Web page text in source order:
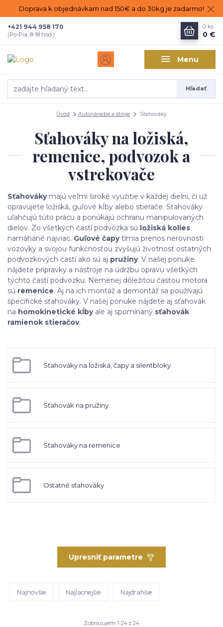
Doprava k objednávkam nad 150€ a do 30kg je zadarmo!
Menu
Hľadať
+421 944 958 170
(Po-Pia, 8-18 hod.)
0 ks
0 €
Úvod Autonáradie a stroje Sťahováky
Sťahováky na ložiská,
remenice, podvozok a
vstrekovače
Sťahovákymajú veľmi široké využitie v každej dielni, či už
opravujete ložiská, guľové kĺby alebo stierače. Sťahováky
uľahčujú túto prácu a ponúkajú ochranu manipulovaných
dielov. Zo všetkých častí podvozka sú ložiská kolies
namáhané najviac. Guľové čapytlmia prenos nerovnosti
vozovky a svojou funkčnosťou zvyšujú životnosť ostatných
podvozkových častí ako sú aj pružiny. V našej ponuke
nájdete prípravky a nástroje na údržbu opravu všetkých
týchto častí podvozku. Nemenej dôležitou časťou motora
sú remenice. Aj na ich montáž a demontáž sa používajú
špecifické sťahováky. V našej ponuke nájdete aj sťahovák
na homokinetické kĺbyale aj spomínaný sťahovák
ramienok stieračov.
Sťahováky na ložiská, čapy a silentbloky
Sťahovák na pružiny
Sťahováky na remenice
Ostatné sťahováky
Upresniť parametre
Najnovšie Najlacnejšie Najdrahšie
Zobrazujem 1-24 z 24